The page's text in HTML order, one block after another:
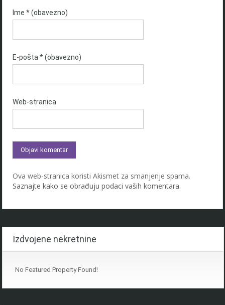
Ime * (obavezno)
E-pošta * (obavezno)
Web-stranica
Ova web-stranica koristi Akismet za smanjenje spama.
Saznajte kako se obrađuju podaci vaših komentara.
Izdvojene nekretnine
No Featured Property Found!